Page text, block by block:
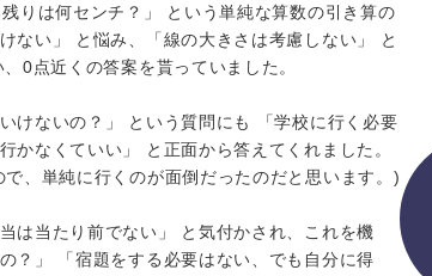
りは何センチ？」 という単純な算数の引き算の
ない」 と悩み、「線の大きさは考慮しない」 と
0点近くの答案を貰っていました。
けないの？」 という質問にも 「学校に行く必要
なくていい」 と正面から答えてくれました。
、単純に行くのが面倒だったのだと思います。)
は当たり前でない」 と気付かされ、これを機
？」 「宿題をする必要はない、でも自分に得